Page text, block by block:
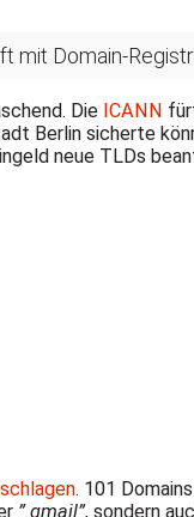
mit Domain-
Die ICANN
Berlin sicherte
neue TLDs
. 101
”.gmail”, sondern